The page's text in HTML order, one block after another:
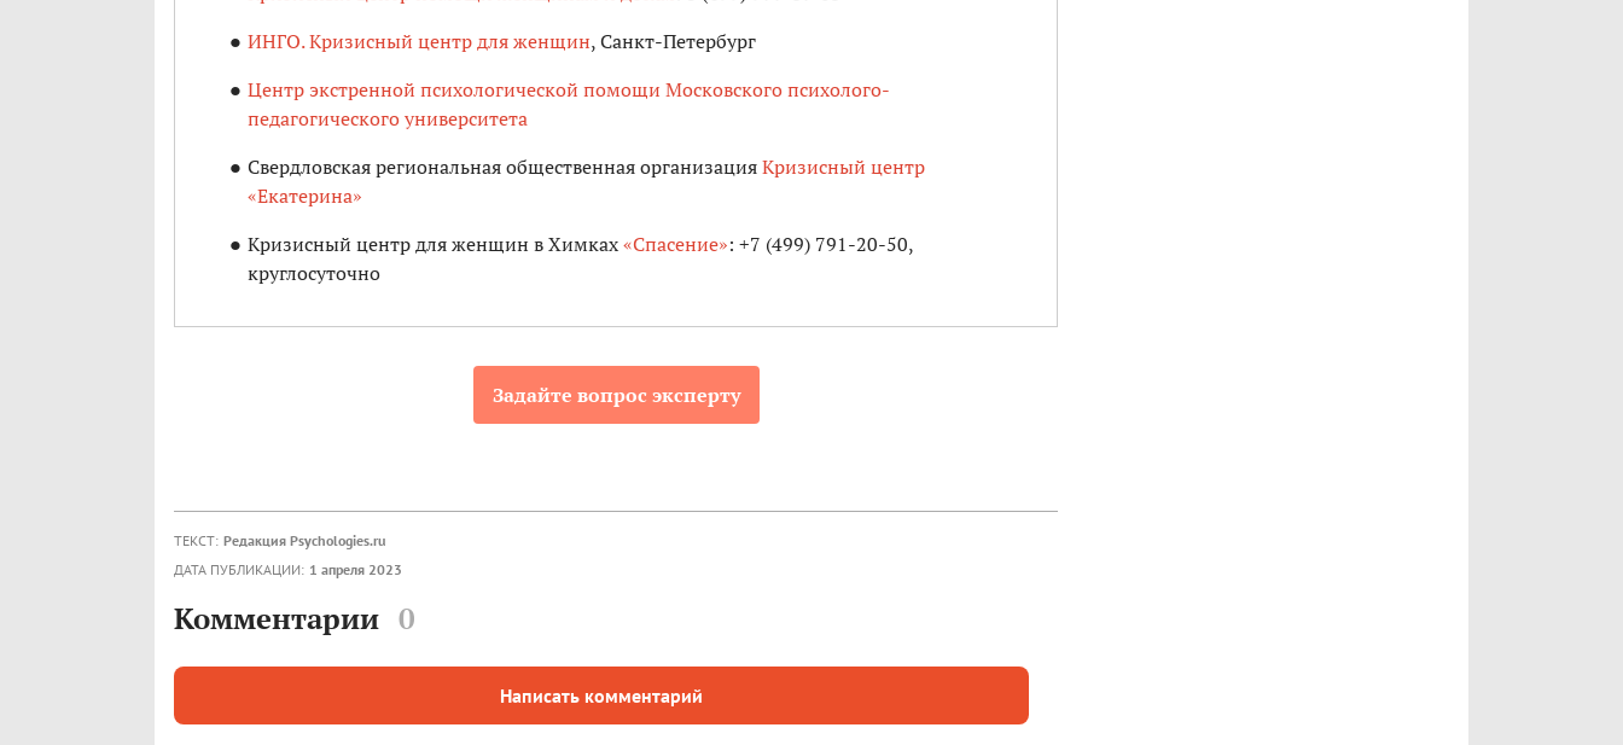
ИНГО. Кризисный центр для женщин, Санкт-Петербург
Центр экстренной психологической помощи Московского психолого-
педагогического университета
Свердловская региональная общественная организацияКризисный центр
«Екатерина»
Кризисный центр для женщин в Химках«Спасение»: +7 (499) 791-20-50,
круглосуточно
Задайте вопрос эксперту
ТЕКСТ: Редакция Psychologies.ru
ДАТА ПУБЛИКАЦИИ: 1 апреля 2023
Комментарии 0
Написать комментарий